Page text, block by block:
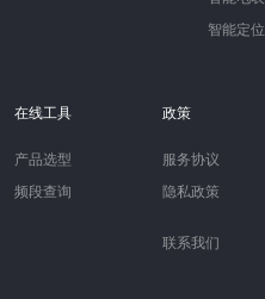
智能定位
在线工具
产品选型
频段查询
政策
服务协议
隐私政策
联系我们